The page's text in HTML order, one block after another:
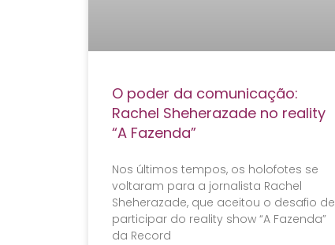
O poder da comunicação:
Rachel Sheherazade no reality
“A Fazenda”
Nos últimos tempos, os holofotes se
voltaram para a jornalista Rachel
Sheherazade, que aceitou o desafio de
participar do reality show “A Fazenda”
da Record